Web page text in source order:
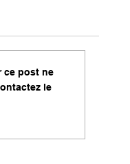
Boeche et Pierre
: taxer plus,
ce post ne
le